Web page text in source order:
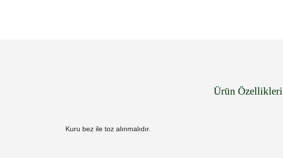
Ürün Özellikleri
Kuru bez ile toz alınmalıdır.